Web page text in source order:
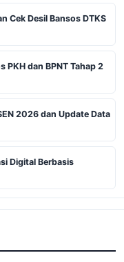
Cek Desil Bansos DTKS
PKH dan BPNT Tahap 2
2026 dan Update Data
Digital Berbasis